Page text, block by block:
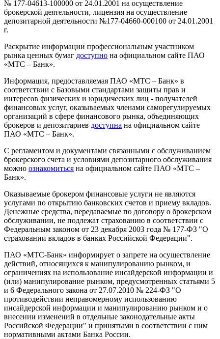
№ 177-04613-100000 от 24.01.2001 на осуществление
брокерской деятельности, лицензия на осуществление
депозитарной деятельности №177-04660-000100 от 24.01.2001
г.
Раскрытие информации профессиональным участником
рынка ценных бумаг доступно на официальном сайте ПАО
«МТС – Банк».
Информация, предоставляемая ПАО «МТС – Банк» в
соответствии с Базовыми стандартами защиты прав и
интересов физических и юридических лиц - получателей
финансовых услуг, оказываемых членами саморегулируемых
организаций в сфере финансового рынка, объединяющих
брокеров и депозитариев доступна на официальном сайте
ПАО «МТС – Банк».
С регламентом и документами связанными с обслуживанием
брокерского счета и условиями депозитарного обслуживания
можно ознакомиться на официальном сайте ПАО «МТС –
Банк».
Оказываемые брокером финансовые услуги не являются
услугами по открытию банковских счетов и приему вкладов.
Денежные средства, передаваемые по договору о брокерском
обслуживании, не подлежат страхованию в соответствии с
Федеральным законом от 23 декабря 2003 года № 177-ФЗ "О
страховании вкладов в банках Российской Федерации".
ПАО «МТС-Банк» информирует о запрете на осуществление
действий, относящихся к манипулированию рынком, и
ограничениях на использование инсайдерской информации и
(или) манипулирование рынком, предусмотренных статьями 5
и 6 Федерального закона от 27.07.2010 № 224-ФЗ "О
противодействии неправомерному использованию
инсайдерской информации и манипулированию рынком и о
внесении изменений в отдельные законодательные акты
Российской Федерации" и принятыми в соответствии с ним
нормативными актами Банка России.